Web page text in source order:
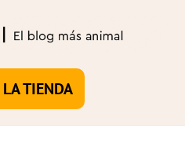
TIENDA